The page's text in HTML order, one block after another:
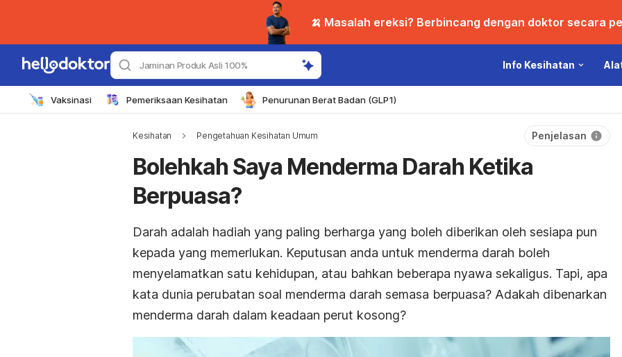
🍌 Masalah ereksi? Berbincang dengan doktor secara
Jaminan Produk Asli 100% Info Kesihatan
Vaksinasi Pemeriksaan Kesihatan Penurunan Berat Badan (GLP1)
Kesihatan Pengetahuan Kesihatan Umum Penjelasan
Bolehkah Saya Menderma Darah Ketika
Berpuasa?
Darah adalah hadiah yang paling berharga yang boleh diberikan oleh sesiapa pun
kepada yang memerlukan. Keputusan anda untuk menderma darah boleh
menyelamatkan satu kehidupan, atau bahkan beberapa nyawa sekaligus. Tapi, apa
kata dunia perubatan soal menderma darah semasa berpuasa? Adakah dibenarkan
menderma darah dalam keadaan perut kosong?